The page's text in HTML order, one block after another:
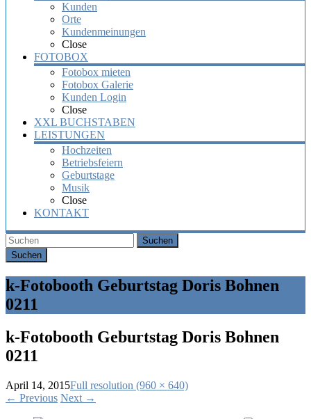
Kunden
Orte
Kundenmeinungen
Close
FOTOBOX
Fotobox mieten
Fotobox Galerie
Kunden Login
Close
XXL BUCHSTABEN
LEISTUNGEN
Hochzeiten
Betriebsfeiern
Geburtstage
Musik
Close
KONTAKT
Suchen
k-Fotobooth Geburtstag Doris Bohnen
0211
k-Fotobooth Geburtstag Doris Bohnen
0211
April 14, 2015Full resolution (960 × 640)
← Previous Next →